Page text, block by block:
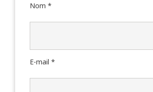
Nom *
E-mail *